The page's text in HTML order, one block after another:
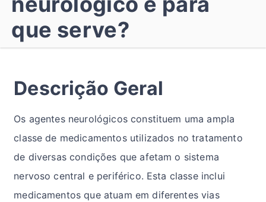
que serve?
Descrição Geral
Os agentes neurológicos constituem uma ampla
classe de medicamentos utilizados no tratamento
de diversas condições que afetam o sistema
nervoso central e periférico. Esta classe inclui
medicamentos que atuam em diferentes vias